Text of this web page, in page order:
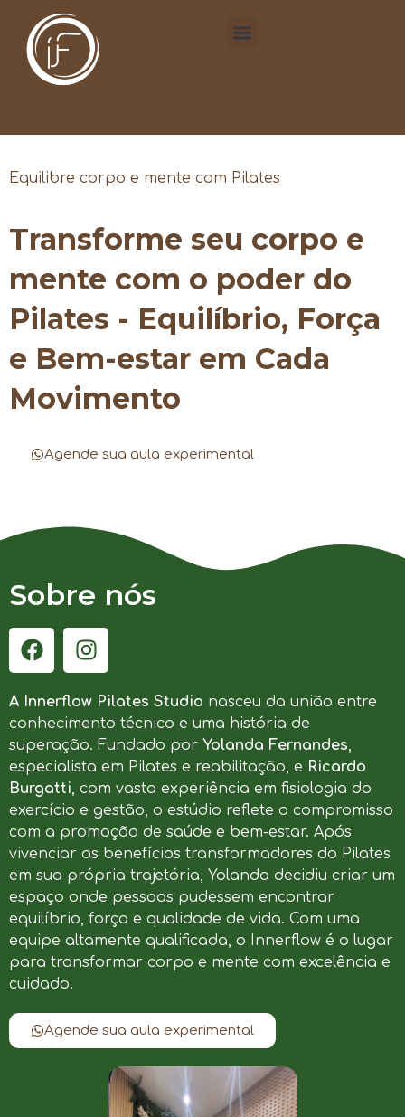
Equilibre corpo e mente com Pilates
Transforme seu corpo e
mente com o poder do
Pilates - Equilíbrio, Força
e Bem-estar em Cada
Movimento
Agende sua aula experimental
Sobre nós
A Innerflow Pilates Studio nasceu da união entre
conhecimento técnico e uma história de
superação. Fundado por Yolanda Fernandes,
especialista em Pilates e reabilitação, e Ricardo
Burgatti, com vasta experiência em fisiologia do
exercício e gestão, o estúdio reflete o compromisso
com a promoção de saúde e bem-estar. Após
vivenciar os benefícios transformadores do Pilates
em sua própria trajetória, Yolanda decidiu criar um
espaço onde pessoas pudessem encontrar
equilíbrio, força e qualidade de vida. Com uma
equipe altamente qualificada, o Innerflow é o lugar
para transformar corpo e mente com excelência e
cuidado.
Agende sua aula experimental